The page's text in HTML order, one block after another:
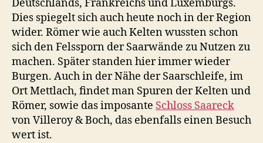
Deutschlands, Frankreichs und Luxemburgs.
Dies spiegelt sich auch heute noch in der Region
wider. Römer wie auch Kelten wussten schon
sich den Felssporn der Saarwände zu Nutzen zu
machen. Später standen hier immer wieder
Burgen. Auch in der Nähe der Saarschleife, im
Ort Mettlach, findet man Spuren der Kelten und
Römer, sowie das imposante Schloss Saareck
von Villeroy & Boch, das ebenfalls einen Besuch
wert ist.